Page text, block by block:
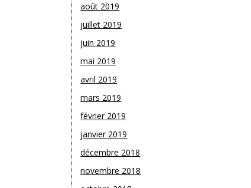
août 2019
juillet 2019
juin 2019
mai 2019
avril 2019
mars 2019
février 2019
janvier 2019
décembre 2018
novembre 2018